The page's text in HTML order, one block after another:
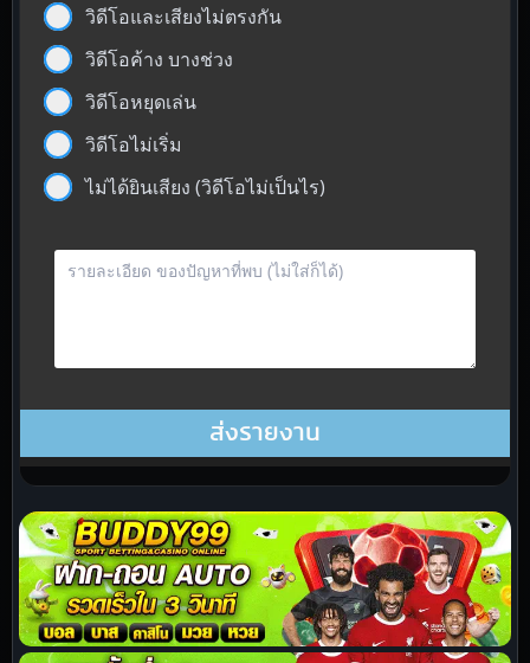
วิดีโอและเสียงไม่ตรงกัน
วิดีโอค้าง บางช่วง
วิดีโอหยุดเล่น
วิดีโอไม่เริ่ม
ไม่ได้ยินเสียง (วิดีโอไม่เป็นไร)